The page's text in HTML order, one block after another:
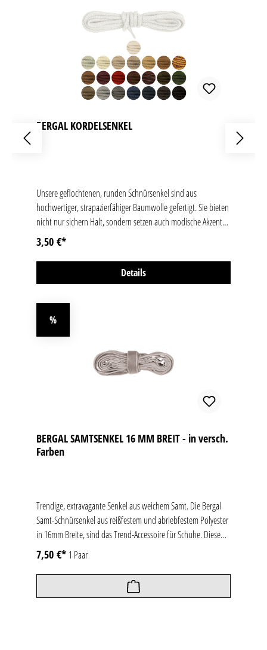
BERGAL KORDELSENKEL
Unsere geflochtenen, runden Schnürsenkel sind aus
hochwertiger, strapazierfähiger Baumwolle gefertigt. Sie bieten
nicht nur sichern Halt, sondern setzen auch modische Akzente.
Ob für Sneaker, Boots oder Outdoor-Schuhe, die Bergal
Kordelsenkel sind ideal für Alltag und Abenteuer. Die griffige
Oberfläche verhindert ein ungewolltes Lösen der Schleife. Egal
ob du deinen Lieblingsschuhen ein Upgrade verpassen oder
Farben und Längen erhältlich
3,50 €*
Details
%
BERGAL SAMTSENKEL 16 MM BREIT - in versch.
Farben
Trendige, extravagante Senkel aus weichem Samt. Die Bergal
Samt-Schnürsenkel aus reißfestem und abriebfestem Polyester
in 16mm Breite, sind das Trend-Accessoire für Schuhe. Diese
Samtsenkel in 12m cm Länge sind in vier verschiedenen Farben
erhältlich.
7,50 €* 1 Paar